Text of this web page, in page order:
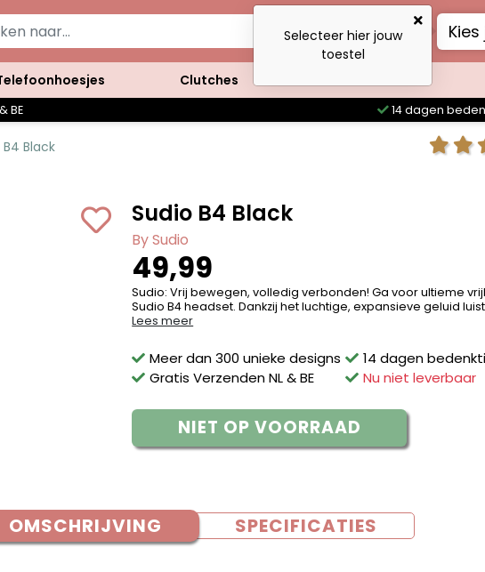
Clutches
BE 14 dagen
Black
Sudio B4 Black
By Sudio
49,99
Sudio: Vrij bewegen, volledig verbonden! Ga voor ultieme
Sudio B4 headset. Dankzij het luchtige, expansieve geluid
Lees meer
Meer dan 300 unieke designs
Gratis Verzenden NL & BE
14 dagen
Nu niet leverbaar
NIET OP VOORRAAD
OMSCHRIJVING SPECIFICATIES
Selecteer hier jouw
toestel